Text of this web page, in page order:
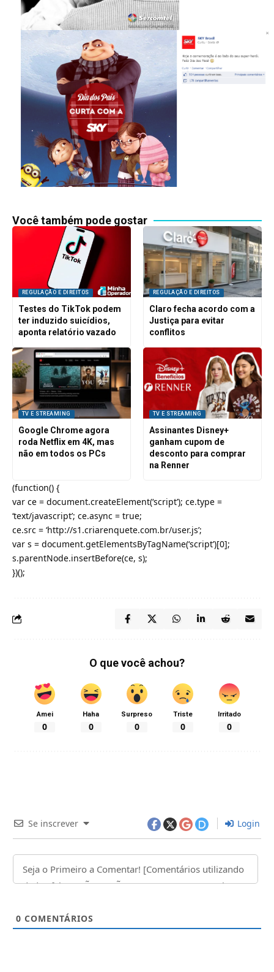
Você também pode gostar
REGULAÇÃO E DIREITOS
Testes do TikTok podem
ter induzido suicídios,
aponta relatório vazado
REGULAÇÃO E DIREITOS
Claro fecha acordo com a
Justiça para evitar
conflitos
TV E STREAMING
Google Chrome agora
roda Netflix em 4K, mas
não em todos os PCs
TV E STREAMING
Assinantes Disney+
ganham cupom de
desconto para comprar
na Renner
(function() {
var ce = document.createElement(‘script’); ce.type =
‘text/javascript’; ce.async = true;
ce.src = ‘http://s1.criarenquete.com.br/user.js’;
var s = document.getElementsByTagName(‘script’)[0];
s.parentNode.insertBefore(ce, s);
})();
O que você achou?
Amei
0
Haha
0
Surpreso
0
Triste
0
Irritado
0
Se inscrever Login
0 COMENTÁRIOS